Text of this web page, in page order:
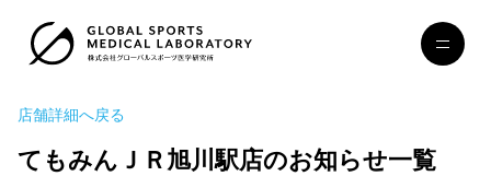
店舗詳細へ戻る
てもみんＪＲ旭川駅店のお知らせ一覧